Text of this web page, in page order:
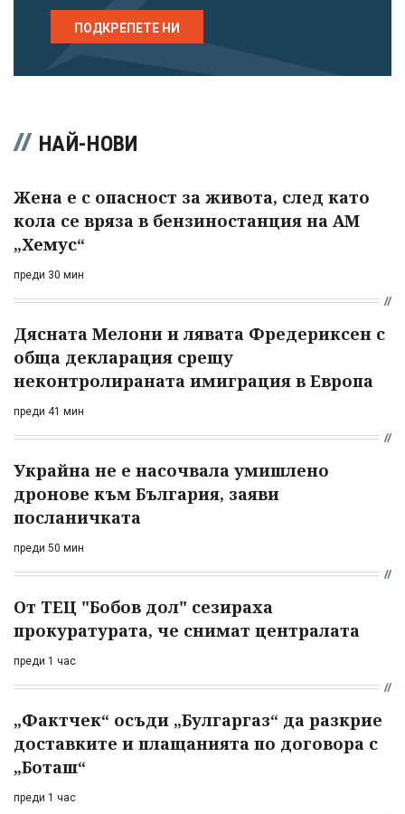
ПОДКРЕПЕТЕ НИ
НАЙ-НОВИ
Жена е с опасност за живота, след като
кола се вряза в бензиностанция на АМ
„Хемус“
преди 30 мин
Дясната Мелони и лявата Фредериксен с
обща декларация срещу
неконтролираната имиграция в Европа
преди 41 мин
Украйна не е насочвала умишлено
дронове към България, заяви
посланичката
преди 50 мин
От ТЕЦ "Бобов дол" сезираха
прокуратурата, че снимат централата
преди 1 час
„Фактчек“ осъди „Булгаргаз“ да разкрие
доставките и плащанията по договора с
„Боташ“
преди 1 час